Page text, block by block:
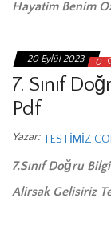
Hayatim Benim
20 Eylül 2023 0
7. Sınıf
Pdf
Yazar:
7.Sınıf Doğru
Alirsak Gelisiriz